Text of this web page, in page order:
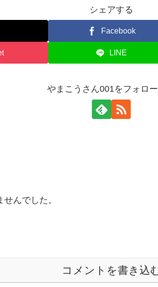
シェアする
Facebook
LINE
やまこうさん001をフォロ
んでした。
コメントを書き込